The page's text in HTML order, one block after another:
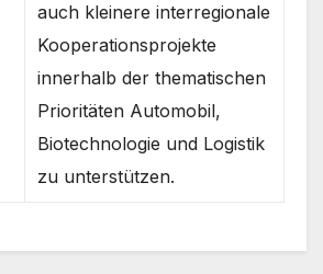
auch kleinere interregionale
Kooperationsprojekte
innerhalb der thematischen
Prioritäten Automobil,
Biotechnologie und Logistik
zu unterstützen.